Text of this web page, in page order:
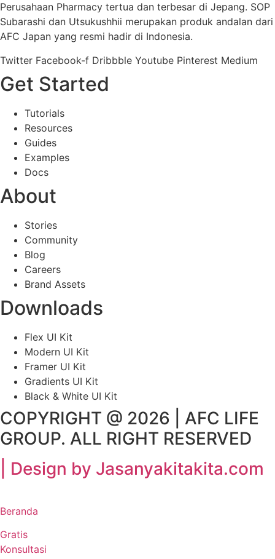
Perusahaan Pharmacy tertua dan terbesar di Jepang. SOP
Subarashi dan Utsukushhii merupakan produk andalan dari
AFC Japan yang resmi hadir di Indonesia.
Twitter Facebook-f Dribbble Youtube Pinterest Medium
Get Started
Tutorials
Resources
Guides
Examples
Docs
About
Stories
Community
Blog
Careers
Brand Assets
Downloads
Flex UI Kit
Modern UI Kit
Framer UI Kit
Gradients UI Kit
Black & White UI Kit
COPYRIGHT @ 2026 | AFC LIFE
GROUP. ALL RIGHT RESERVED
| Design by Jasanyakitakita.com
Beranda
Gratis
Konsultasi